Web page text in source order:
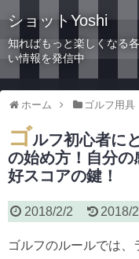
ショットYoshi
知ればもっと楽しくなる
い情報を発信中
ホーム ゴルフ用具
ゴルフ初心者に
の始め方！自分
好スコアの鍵！
2018/2/2 2018/
ゴルフのルールでは、